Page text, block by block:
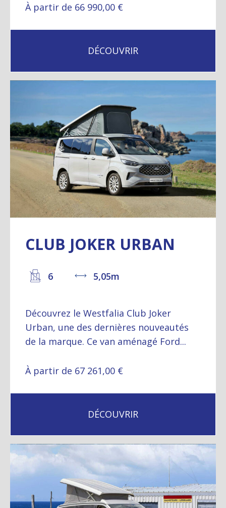
À partir de 66 990,00 €
DÉCOUVRIR
CLUB JOKER URBAN
6 5,05m
Découvrez le Westfalia Club Joker
Urban, une des dernières nouveautés
de la marque. Ce van aménagé Ford...
À partir de 67 261,00 €
DÉCOUVRIR